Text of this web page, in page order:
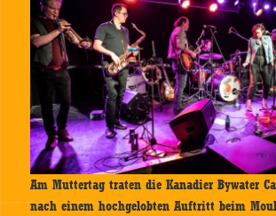
Am Muttertag traten die Kanadier Bywater
nach einem hochgelobten Auftritt beim